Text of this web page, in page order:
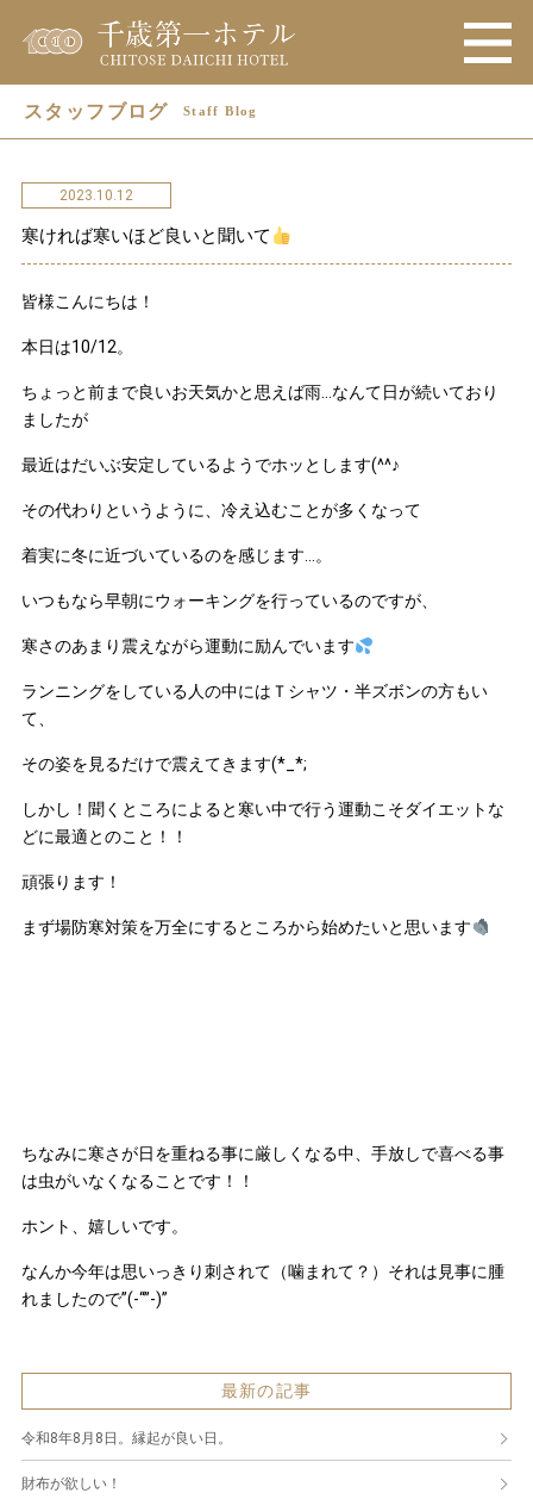
スタッフブログ Staff Blog
2023.10.12
寒ければ寒いほど良いと聞いて
皆様こんにちは！
本日は10/12。
ちょっと前まで良いお天気かと思えば雨…なんて日が続いており
ましたが
最近はだいぶ安定しているようでホッとします(^^♪
その代わりというように、冷え込むことが多くなって
着実に冬に近づいているのを感じます…。
いつもなら早朝にウォーキングを行っているのですが、
寒さのあまり震えながら運動に励んでいます
ランニングをしている人の中にはＴシャツ・半ズボンの方もい
て、
その姿を見るだけで震えてきます(*_*;
しかし！聞くところによると寒い中で行う運動こそダイエットな
どに最適とのこと！！
頑張ります！
まず場防寒対策を万全にするところから始めたいと思います
ちなみに寒さが日を重ねる事に厳しくなる中、手放しで喜べる事
は虫がいなくなることです！！
ホント、嬉しいです。
なんか今年は思いっきり刺されて（噛まれて？）それは見事に腫
れましたので”(-“”-)”
最新の記事
令和8年8月8日。縁起が良い日。
財布が欲しい！